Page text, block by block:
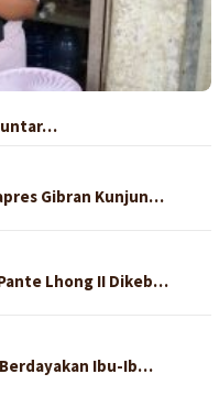
Gibran Kunjun…
Lhong II Dikeb…
Berdayakan Ibu-Ib…